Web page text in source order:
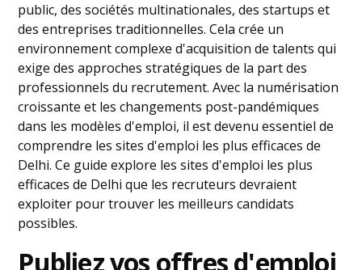
public, des sociétés multinationales, des startups et
des entreprises traditionnelles. Cela crée un
environnement complexe d'acquisition de talents qui
exige des approches stratégiques de la part des
professionnels du recrutement. Avec la numérisation
croissante et les changements post-pandémiques
dans les modèles d'emploi, il est devenu essentiel de
comprendre les sites d'emploi les plus efficaces de
Delhi. Ce guide explore les sites d'emploi les plus
efficaces de Delhi que les recruteurs devraient
exploiter pour trouver les meilleurs candidats
possibles.
Publiez vos offres d'emploi